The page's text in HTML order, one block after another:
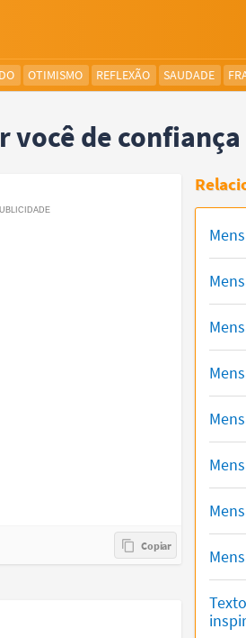
OTIMISMO REFLEXÃO SAUDADE
você de confiança